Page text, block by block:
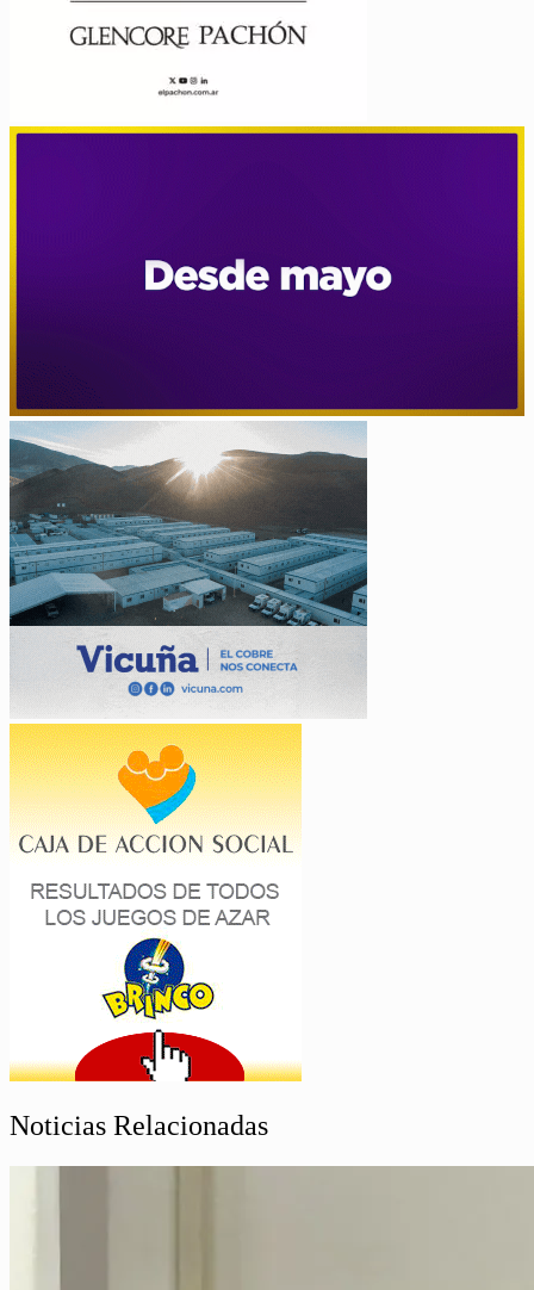
Noticias Relacionadas